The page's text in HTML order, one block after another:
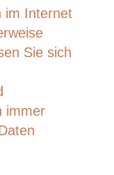
im Internet
Sie sich
immer